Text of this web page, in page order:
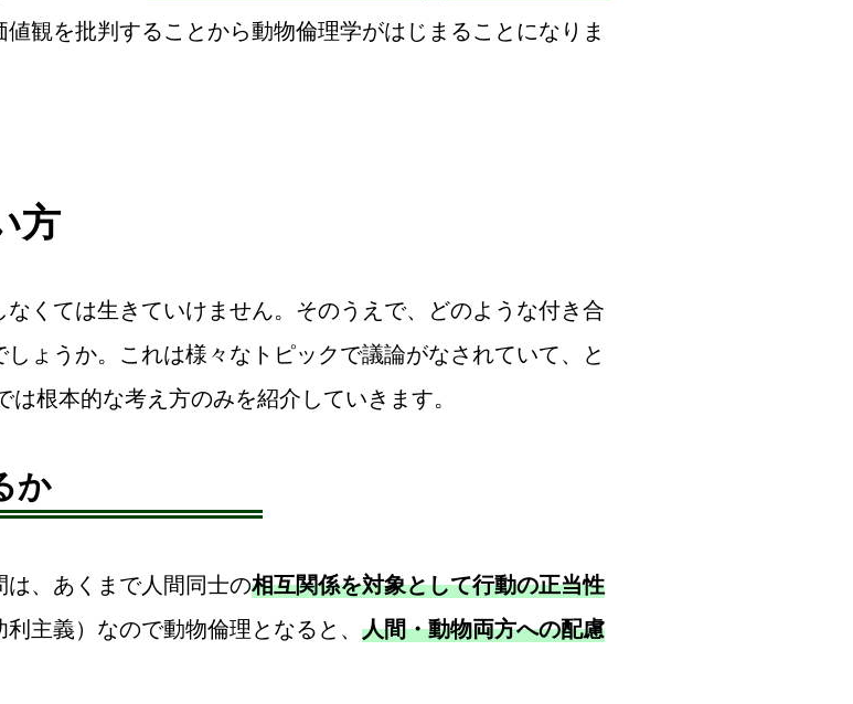
観を批判することから動物倫理学がはじまることになりま
方
くては生きていけません。そのうえで、どのような付き合
ょうか。これは様々なトピックで議論がなされていて、と
根本的な考え方のみを紹介していきます。
か
、あくまで人間同士の相互関係を対象として行動の正当性
主義）なので動物倫理となると、 人間・動物両方への配慮